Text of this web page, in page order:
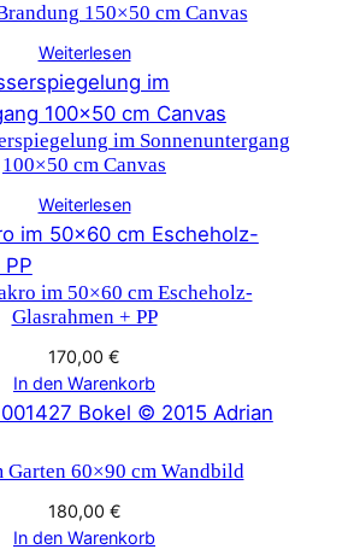
150×50 cm Canvas
Weiterlesen
im Sonnenuntergang
100×50 cm Canvas
Weiterlesen
im 50×60 cm Escheholz-
Glasrahmen + PP
170,00 €
In den Warenkorb
Garten 60×90 cm Wandbild
180,00 €
In den Warenkorb